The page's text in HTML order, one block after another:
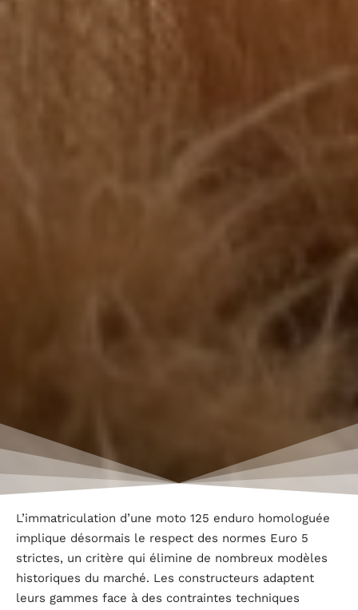
L’immatriculation d’une moto 125 enduro homologuée
implique désormais le respect des normes Euro 5
strictes, un critère qui élimine de nombreux modèles
historiques du marché. Les constructeurs adaptent
leurs gammes face à des contraintes techniques